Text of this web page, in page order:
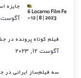
جایزه
آگوست 13, 2023
فیلم کوتاه پرونده در
آگوست 12, 2023
سه فیلم‌ساز ایرانی در